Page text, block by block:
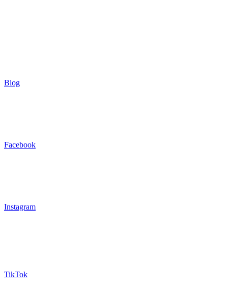
Blog
Facebook
Instagram
TikTok